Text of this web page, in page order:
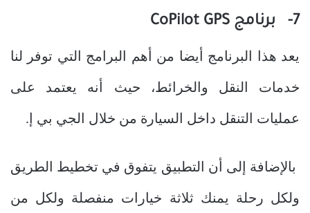
7- برنامج CoPilot GPS
يعد هذا البرنامج أيضا من أهم البرامج التي توفر لنا
خدمات النقل والخرائط، حيث أنه يعتمد على
عمليات التنقل داخل السيارة من خلال الجي بي إ.
بالإضافة إلى أن التطبيق يتفوق في تخطيط الطريق
ولكل رحلة يمنك ثلاثة خيارات منفصلة ولكل من